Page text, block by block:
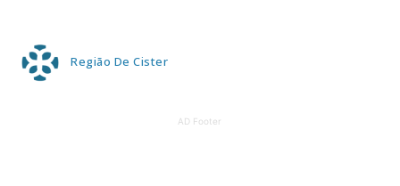
Região De Cister
AD Footer